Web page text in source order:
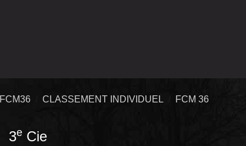
FCM36 CLASSEMENT INDIVIDUEL FCM 36
3e Cie